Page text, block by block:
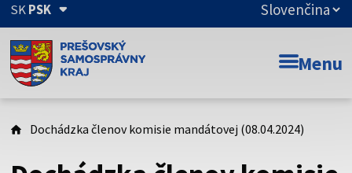
SKPSK
Doména psk.sk je oficiálna
Toto je oficiálna webová stránka Prešovského
psk.sk.
Táto stránka je zabezpečená
Menu
Dochádzka členov komisie mandátovej (08.04.2024)